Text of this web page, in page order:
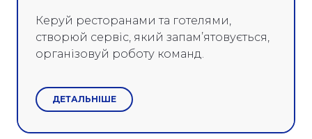
Керуй ресторанами та готелями,
створюй сервіс, який запам’ятовується,
організовуй роботу команд.
ДЕТАЛЬНІШЕ